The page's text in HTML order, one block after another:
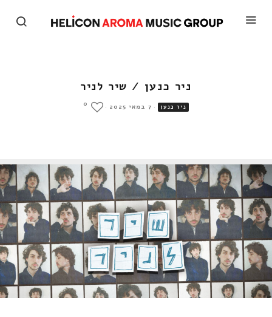
ניר כנען / שיר לניר
ניר כנען · 7 במאי 2025 ·
0